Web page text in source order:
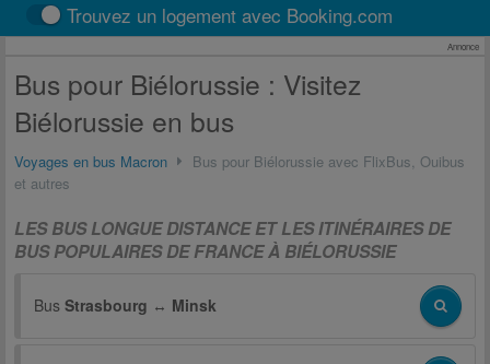
Trouvez un logement avec Booking.com
Annonce
Bus pour Biélorussie : Visitez
Biélorussie en bus
Voyages en bus Macron
Bus pour Biélorussie avec FlixBus, Ouibus
et autres
LES BUS LONGUE DISTANCE ET LES ITINÉRAIRES DE
BUS POPULAIRES DE FRANCE À BIÉLORUSSIE
Bus Strasbourg ↔ Minsk